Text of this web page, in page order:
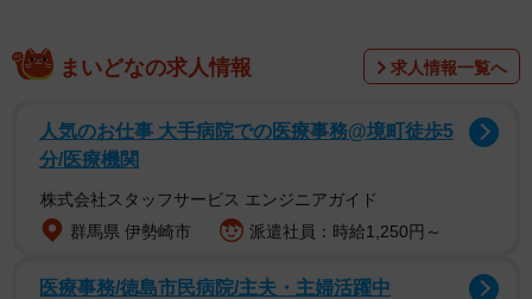
その姿は、観光地などでよく見られる「顔はめパネル」の
ようでもあり、白いドレスを着ておめかししているように
も見えます。飼い主さんにとっては、お出迎えにほっこり
する一方で、苦笑いせざるを得ない状況を写したこの光景
に3万件超の“いいね”が殺到。
茶トラ猫の飼い主さんたちや、ほかの猫の飼い主さん、は
まいどなの求人情報 求人情報一覧へ
人気のお仕事 大手病院での医療事務@境町徒歩5
分/医療機関
株式会社スタッフサービス エンジニアガイド
群馬県 伊勢崎市
派遣社員：時給1,250円～
医療事務/徳島市民病院/主夫・主婦活躍中